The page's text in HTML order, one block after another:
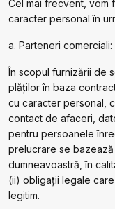
Cel mai frecvent, vom
caracter personal în
a. Parteneri comerciali:
În scopul furnizării de
plăților în baza
cu caracter personal,
contact de afaceri,
pentru persoanele
prelucrare se
dumneavoastră, în
(ii) obligații legale
legitim.